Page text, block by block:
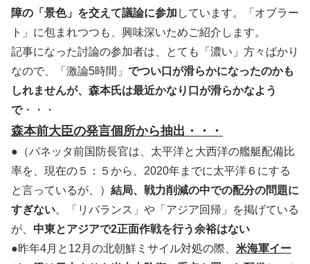
障の「景色」を交えて議論に参加 しています。「オブラー
ト」に包まれつつも、興味深いためご紹介します。
記事になった討論の参加者は、とても「濃い」方々ばかり
なので、「激論5時間」 でつい口が滑らかになったのかも
しれませんが、森本氏は最近かなり口が滑らかなよう
で・・・
森本前大臣の発言個所から抽出・・・
●（パネッタ前国防長官は、太平洋と大西洋の艦艇配備比
率を、現在の５：５から、2020年までに太平洋６にする
と言っているが、） 結局、戦力削減の中での配分の問題に
すぎない。「リバランス」や「アジア回帰」を掲げている
が、 中東とアジアで2正面作戦を行う余裕はない
●昨年4月と12月の北朝鮮ミサイル対処の際、 米海軍イー